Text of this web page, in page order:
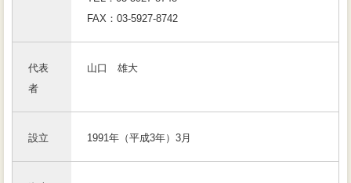
FAX：03-5927-8742
代表
者
山口 雄大
設立 1991年（平成3年）3月